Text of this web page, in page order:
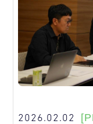
2026.02.02